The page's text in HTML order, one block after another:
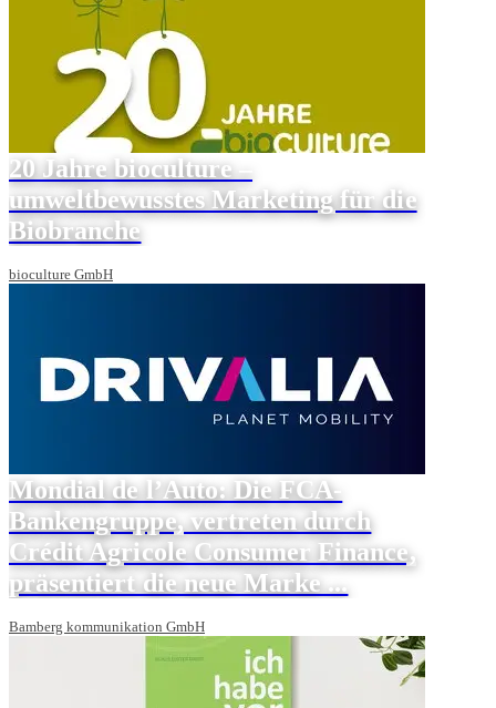
20 Jahre bioculture –
umweltbewusstes Marketing für die
Biobranche
bioculture GmbH
Mondial de l’Auto: Die FCA-
Bankengruppe, vertreten durch
Crédit Agricole Consumer Finance,
präsentiert die neue Marke ...
Bamberg kommunikation GmbH